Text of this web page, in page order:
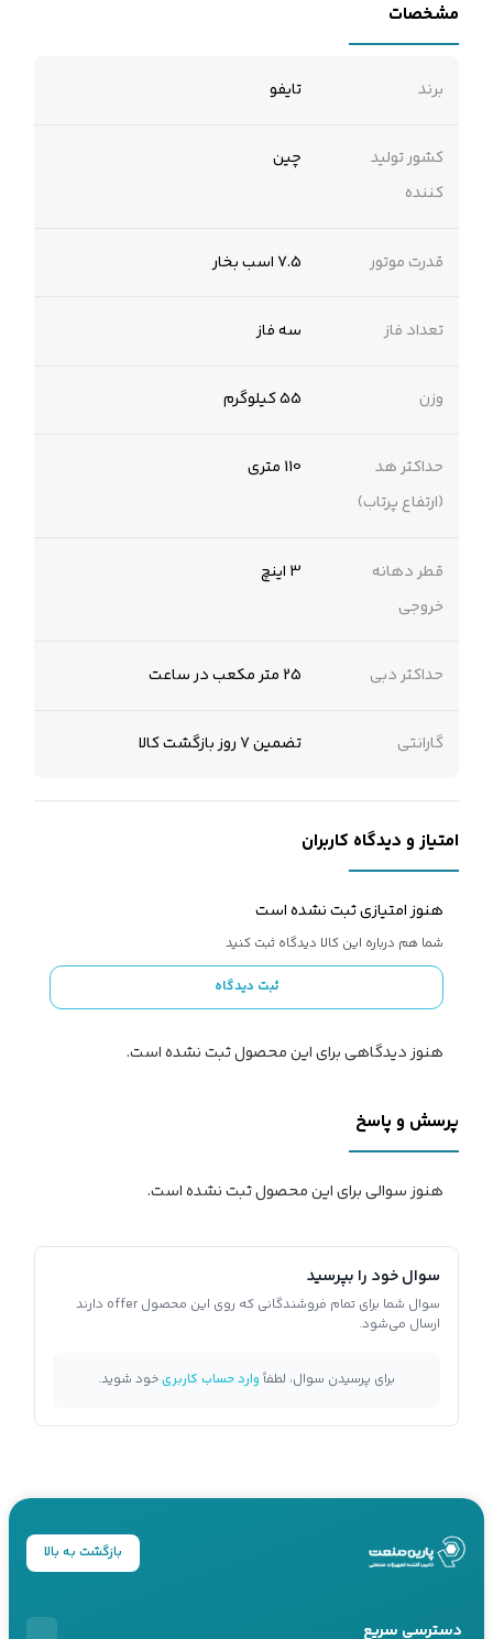
مشخصات
برند تایفو
کشور تولید
کننده
چین
قدرت موتور 7.5 اسب بخار
تعداد فاز سه فاز
وزن 55 کیلوگرم
حداکثر هد
(ارتفاع پرتاب)
110 متری
قطر دهانه
خروجی
3 اینچ
حداکثر دبی 25 متر مکعب در ساعت
گارانتی تضمین 7 روز بازگشت کالا
امتیاز و دیدگاه کاربران
هنوز امتیازی ثبت نشده است
شما هم درباره این کالا دیدگاه ثبت کنید
ثبت دیدگاه
هنوز دیدگاهی برای این محصول ثبت نشده است.
پرسش و پاسخ
هنوز سوالی برای این محصول ثبت نشده است.
سوال خود را بپرسید
سوال شما برای تمام فروشندگانی که روی این محصول offer دارند
ارسال می‌شود.
برای پرسیدن سوال، لطفاًوارد حساب کاربریخود شوید.
بازگشت به بالا
دسترسی سریع